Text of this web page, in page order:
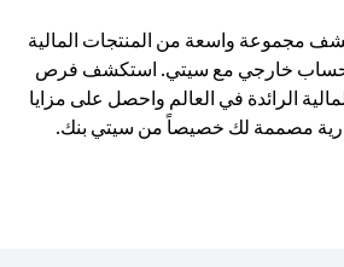
مجموعة واسعة من المنتجات المالية
حساب خارجي مع سيتي. استكشف فرص
الرائدة في العالم واحصل على مزايا
مصممة لك خصيصاً من سيتي بنك.